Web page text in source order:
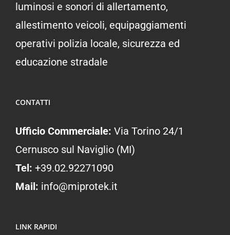
luminosi e sonori di allertamento,
allestimento veicoli, equipaggiamenti
operativi polizia locale, sicurezza ed
educazione stradale
CONTATTI
Ufficio Commerciale: Via Torino 24/1
Cernusco sul Naviglio (MI)
Tel: +39.02.92271090
Mail: info@miprotek.it
LINK RAPIDI